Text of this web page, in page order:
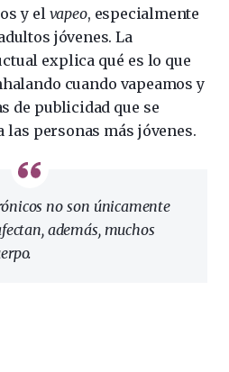
y el vapeo, especialmente
jóvenes. La
explica qué es lo que
cuando vapeamos y
de publicidad que se
las personas más jóvenes.
no son únicamente
además, muchos